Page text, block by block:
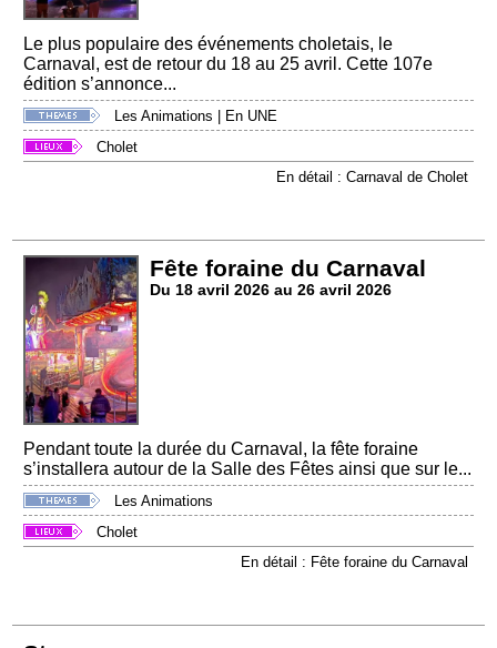
Le plus populaire des événements choletais, le
Carnaval, est de retour du 18 au 25 avril. Cette 107e
édition s’annonce...
Les Animations
En UNE
Cholet
En détail : Carnaval de Cholet
Fête foraine du Carnaval
Du 18 avril 2026 au 26 avril 2026
Pendant toute la durée du Carnaval, la fête foraine
s’installera autour de la Salle des Fêtes ainsi que sur le...
Les Animations
Cholet
En détail : Fête foraine du Carnaval